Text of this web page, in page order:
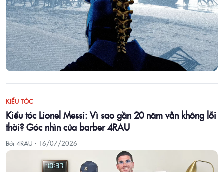
KIỂU TÓC
Kiểu tóc Lionel Messi: Vì sao gần 20 năm vẫn không lỗi
thời? Góc nhìn của barber 4RAU
Bởi 4RAU · 16/07/2026